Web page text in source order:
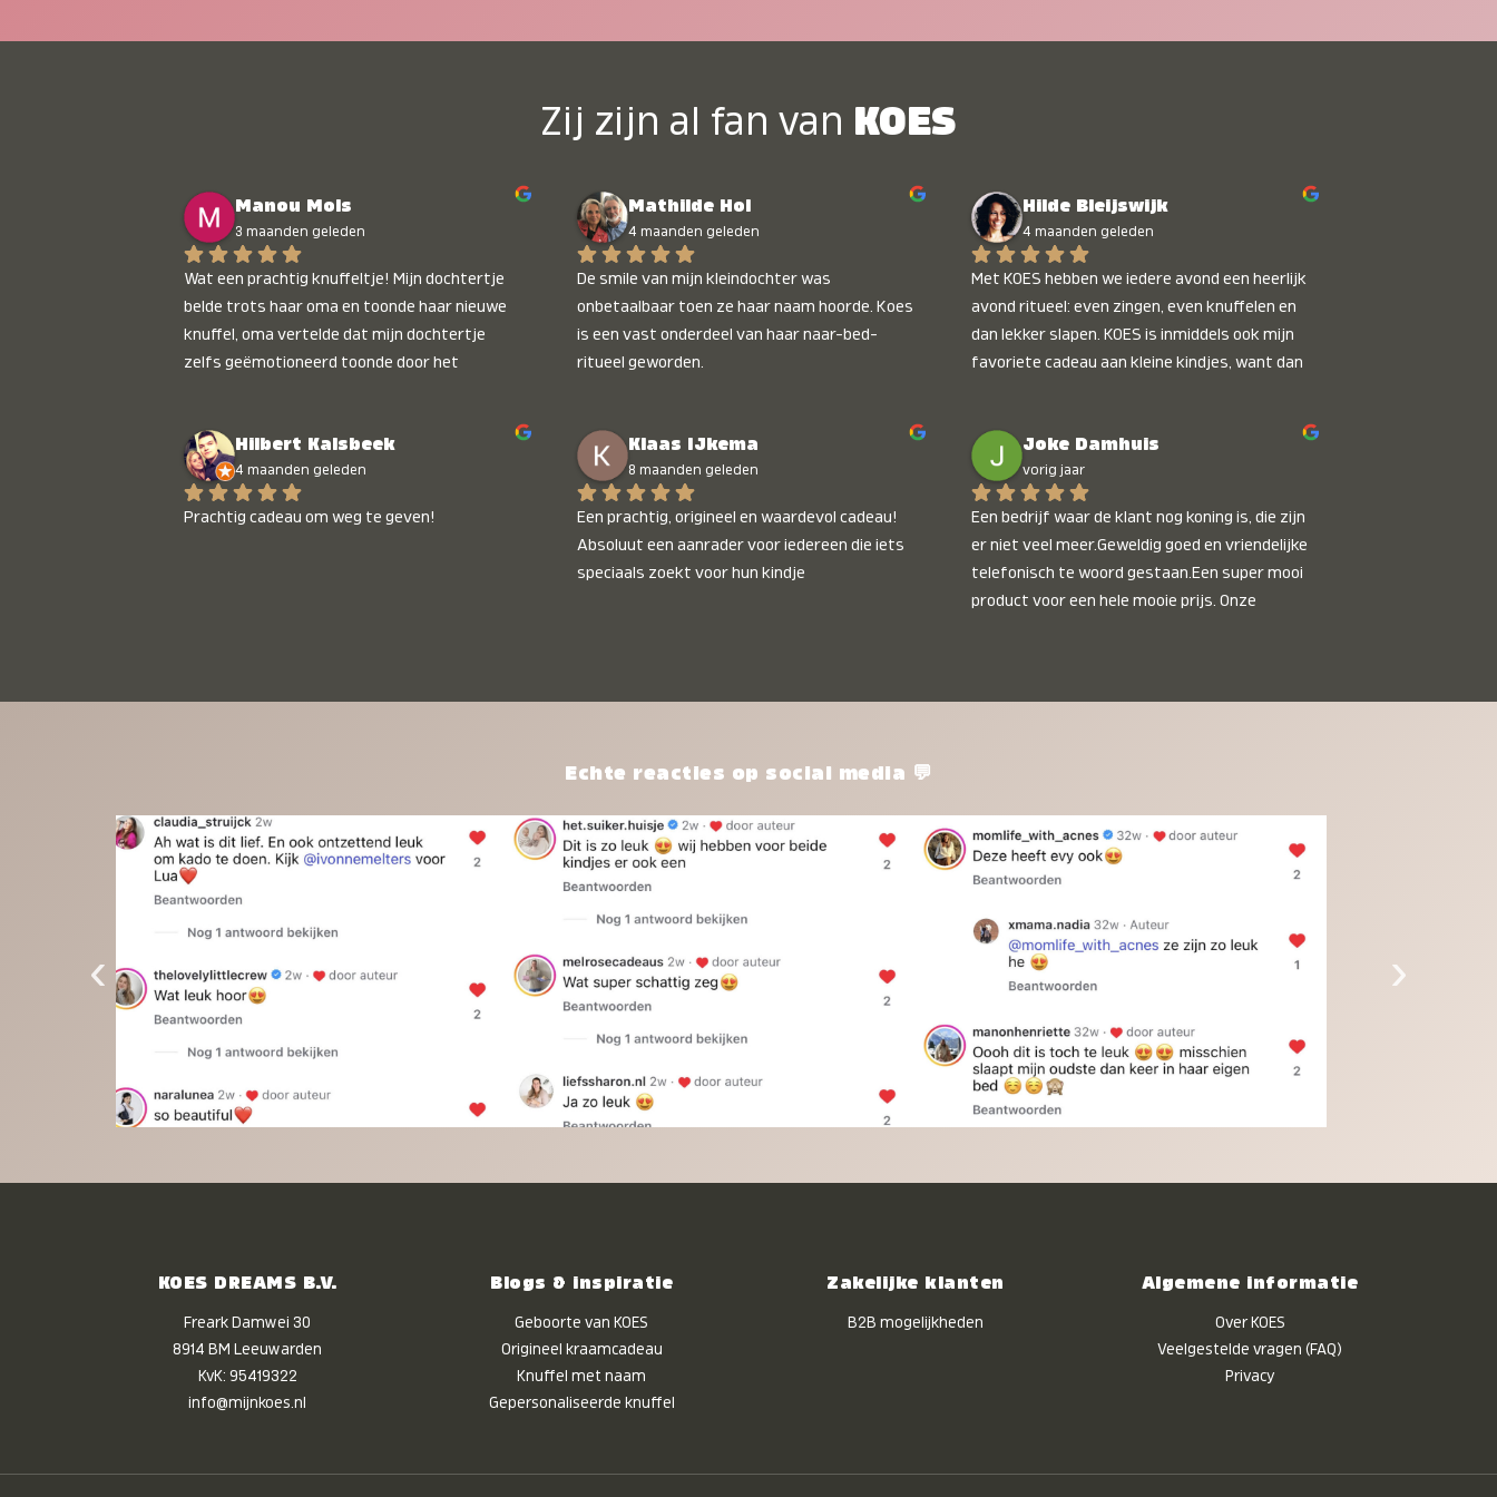
Zij zijn al fan van KOES
Manou Mols
3 maanden geleden
Wat een prachtig knuffeltje! Mijn dochtertje
belde trots haar oma en toonde haar nieuwe
knuffel, oma vertelde dat mijn dochtertje
zelfs geëmotioneerd toonde door het
Mathilde Hol
4 maanden geleden
De smile van mijn kleindochter was
onbetaalbaar toen ze haar naam hoorde. Koes
is een vast onderdeel van haar naar-bed-
ritueel geworden.
Hilde Bleijswijk
4 maanden geleden
Met KOES hebben we iedere avond een heerlijk
avond ritueel: even zingen, even knuffelen en
dan lekker slapen. KOES is inmiddels ook mijn
favoriete cadeau aan kleine kindjes, want dan
onbetaalbaar :)
Hilbert Kalsbeek
4 maanden geleden
Prachtig cadeau om weg te geven!
Klaas IJkema
8 maanden geleden
Een prachtig, origineel en waardevol cadeau!
Absoluut een aanrader voor iedereen die iets
speciaals zoekt voor hun kindje
Joke Damhuis
vorig jaar
Een bedrijf waar de klant nog koning is, die zijn
er niet veel meer.Geweldig goed en vriendelijke
telefonisch te woord gestaan.Een super mooi
product voor een hele mooie prijs. Onze
Echte reacties op social media 💬
‹ ›
KOES DREAMS B.V.
Freark Damwei 30
8914 BM Leeuwarden
KvK: 95419322
info@mijnkoes.nl
Blogs & inspiratie
Geboorte van KOES
Origineel kraamcadeau
Knuffel met naam
Gepersonaliseerde knuffel
Zakelijke klanten
B2B mogelijkheden
Algemene informatie
Over KOES
Veelgestelde vragen (FAQ)
Privacy